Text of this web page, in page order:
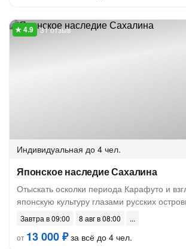
31 отзыв
Индивидуальная до 4 чел.
Японское наследие Сахалина
Отыскать осколки периода Карафуто и
японскую культуру глазами русских
Завтра в 09:00
8 авг в 08:00
от 13 000 ₽за всё до 4 чел.